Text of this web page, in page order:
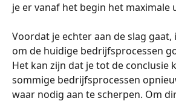
je er vanaf het begin het maximale
Voordat je echter aan de slag
om de huidige bedrijfsprocessen
Het kan zijn dat je tot de conclusie
sommige bedrijfsprocessen
waar nodig aan te scherpen. Om